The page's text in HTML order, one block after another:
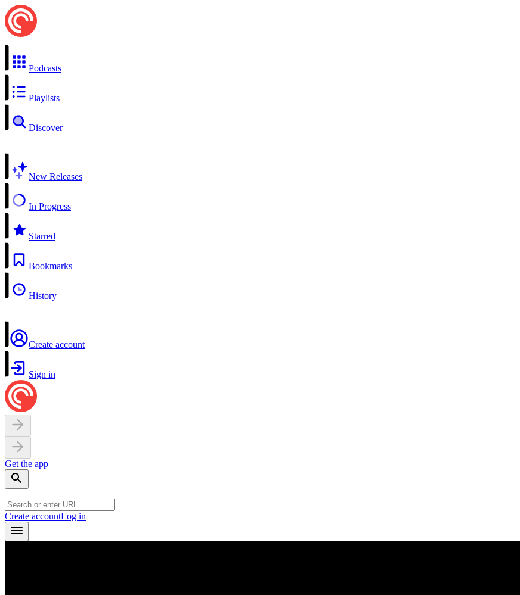
Podcasts
Playlists
Discover
New Releases
In Progress
Starred
Bookmarks
History
Create account
Sign in
Get the app
Create accountLog in